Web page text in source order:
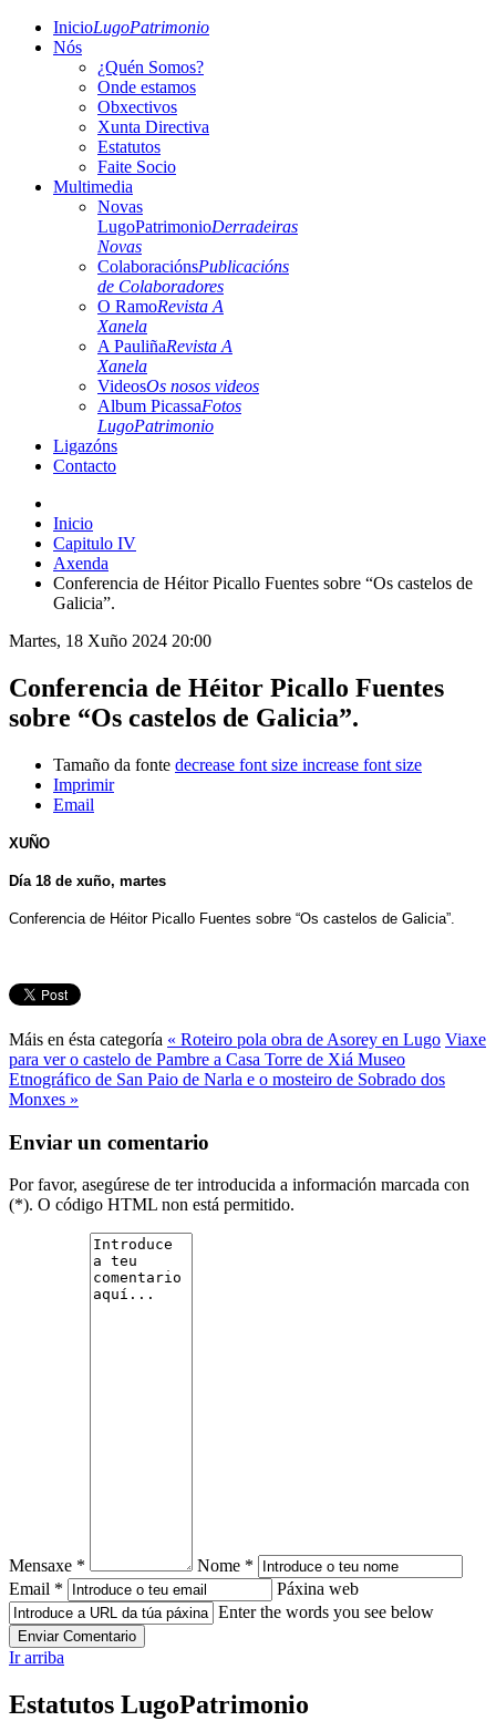
InicioLugoPatrimonio
Nós
¿Quén Somos?
Onde estamos
Obxectivos
Xunta Directiva
Estatutos
Faite Socio
Multimedia
Novas
LugoPatrimonioDerradeiras
Novas
ColaboraciónsPublicacións
de Colaboradores
O RamoRevista A
Xanela
A PauliñaRevista A
Xanela
VideosOs nosos videos
Album PicassaFotos
LugoPatrimonio
Ligazóns
Contacto
Inicio
Capitulo IV
Axenda
Conferencia de Héitor Picallo Fuentes sobre “Os castelos de
Galicia”.
Martes, 18 Xuño 2024 20:00
Conferencia de Héitor Picallo Fuentes
sobre “Os castelos de Galicia”.
Tamaño da fonte decrease font size increase font size
Imprimir
Email
XUÑO
Día 18 de xuño, martes
Conferencia de Héitor Picallo Fuentes sobre “Os castelos de Galicia”.
Máis en ésta categoría « Roteiro pola obra de Asorey en Lugo Viaxe
para ver o castelo de Pambre a Casa Torre de Xiá Museo
Etnográfico de San Paio de Narla e o mosteiro de Sobrado dos
Monxes »
Enviar un comentario
Por favor, asegúrese de ter introducida a información marcada con
(*). O código HTML non está permitido.
Mensaxe *
Nome *
Email *
Páxina web
Enter the words you see below
Ir arriba
Estatutos LugoPatrimonio